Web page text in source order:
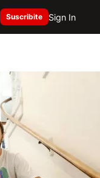
Suscribite Sign In